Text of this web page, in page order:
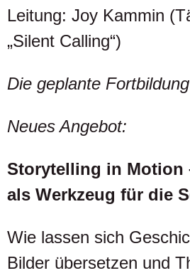
Leitung: Joy Kammin
„Silent Calling“)
Die geplante
Neues Angebot:
Storytelling in Motion
als Werkzeug für die
Wie lassen sich
Bilder übersetzen und